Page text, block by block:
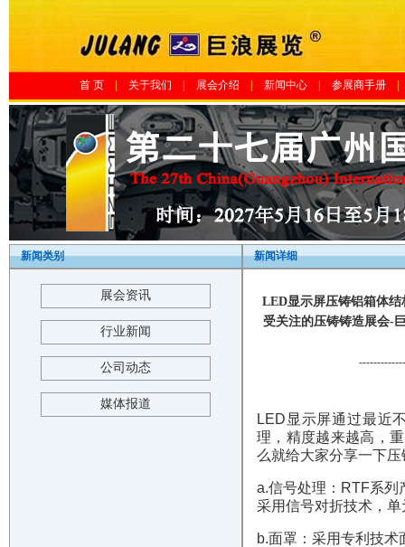
首 页 关于我们 展会介绍 新闻中心 参展商手册|
新闻类别
展会资讯
行业新闻
公司动态
媒体报道
新闻详细
LED显示屏压铸铝箱体
受关注的压铸铸造展会-
LED显示屏通过最近
理，精度越来越高，
么就给大家分享一下
a.信号处理：RTF系列
采用信号对折技术，
b.面罩：采用专利技